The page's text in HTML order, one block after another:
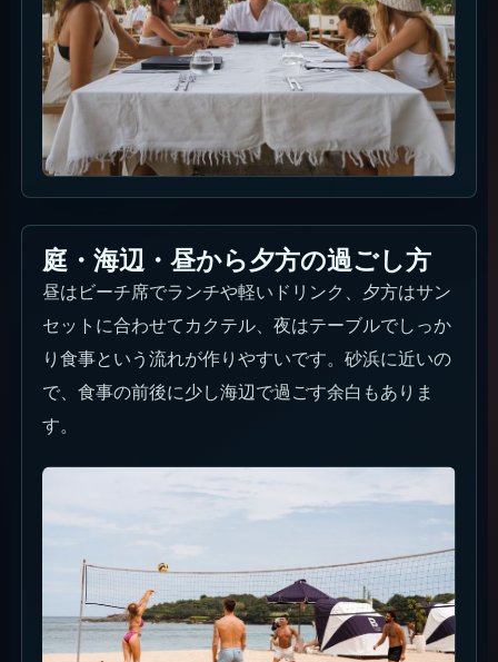
庭・海辺・昼から夕方の過ごし方
昼はビーチ席でランチや軽いドリンク、夕方はサン
セットに合わせてカクテル、夜はテーブルでしっか
り食事という流れが作りやすいです。砂浜に近いの
で、食事の前後に少し海辺で過ごす余白もありま
す。